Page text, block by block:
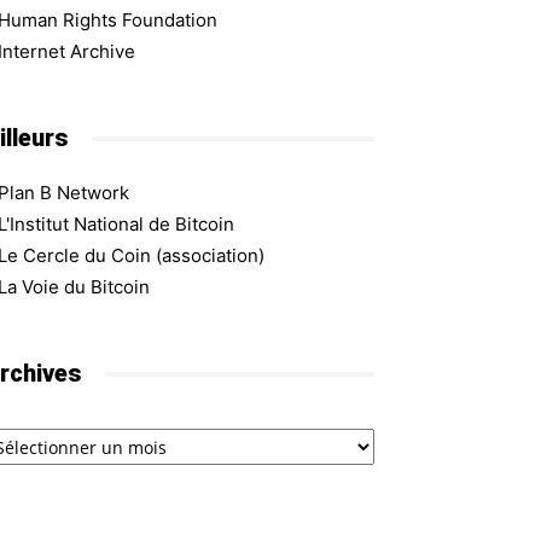
Human Rights Foundation
Internet Archive
Plan B Network
L'Institut National de Bitcoin
Le Cercle du Coin (association)
La Voie du Bitcoin